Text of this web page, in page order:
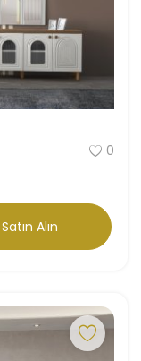
0
Satın Alın